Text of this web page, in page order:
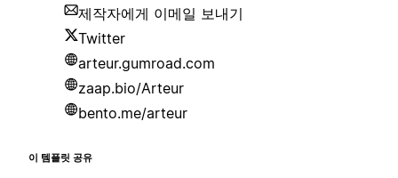
제작자에게 이메일 보내기
Twitter
arteur.gumroad.com
zaap.bio/Arteur
bento.me/arteur
이 템플릿 공유